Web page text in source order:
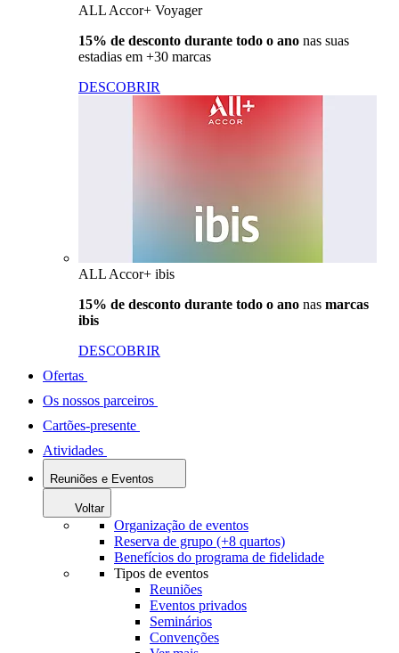
ALL Accor+ Voyager
15% de desconto durante todo o ano nas suas
estadias em +30 marcas
DESCOBRIR
ALL Accor+ ibis
15% de desconto durante todo o ano nas marcas
ibis
DESCOBRIR
Ofertas
Os nossos parceiros
Cartões-presente
Atividades
Reuniões e Eventos
Voltar
Organização de eventos
Reserva de grupo (+8 quartos)
Benefícios do programa de fidelidade
Tipos de eventos
Reuniões
Eventos privados
Seminários
Convenções